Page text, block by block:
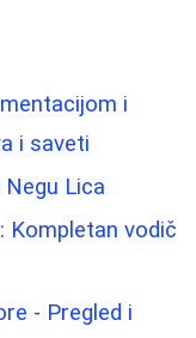
i
i saveti
Lica
Kompletan vodič
- Pregled i